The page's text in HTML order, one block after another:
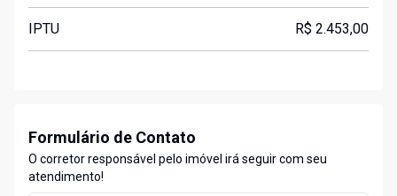
IPTU R$ 2.453,00
Formulário de Contato
O corretor responsável pelo imóvel irá seguir com seu
atendimento!